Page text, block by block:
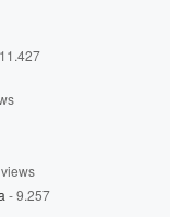
- 9.257